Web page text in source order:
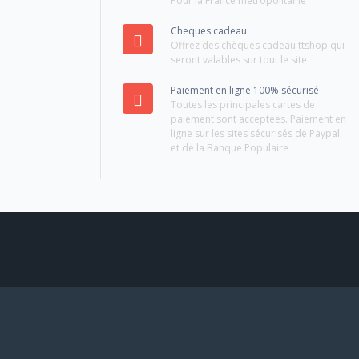
Cheques cadeau
Offrez des chèques cadeau ttshop qui
seront valables sur tout le site
Paiement en ligne 100% sécurisé
Toutes les principales cartes de
paiement sont acceptées. Paiement en
ligne sur les sites sécurisés de Paypal
et de la Banque Populaire